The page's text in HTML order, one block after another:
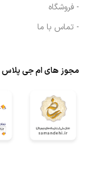
- فروشگاه
- تماس با ما
مجوز های ام جی پلاس